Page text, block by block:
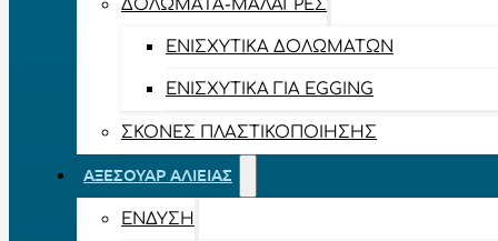
ΔΟΛΏΜΑΤΑ-ΜΑΛΆΓΡΕΣ
ΕΝΙΣΧΥΤΙΚΆ ΔΟΛΩΜΆΤΩΝ
ΕΝΙΣΧΥΤΙΚΆ ΓΙΑ EGGING
ΣΚΌΝΕΣ ΠΛΑΣΤΙΚΟΠΟΊΗΣΗΣ
ΑΞΕΣΟΥΆΡ ΑΛΙΕΊΑΣ
ΈΝΔΥΣΗ